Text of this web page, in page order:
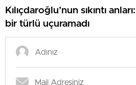
Kılıçdaroğlu’nun sıkıntı
bir türlü uçuramadı